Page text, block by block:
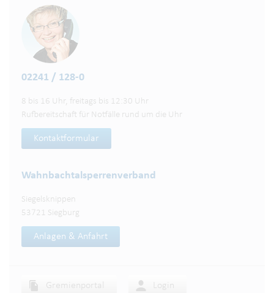
02241 / 128-0
8 bis 16 Uhr, freitags bis 12:30 Uhr
Rufbereitschaft für Notfälle rund um die Uhr
Kontaktformular
Wahnbachtalsperren­verband
Siegelsknippen
53721 Siegburg
Anlagen & Anfahrt
Gremienportal Login